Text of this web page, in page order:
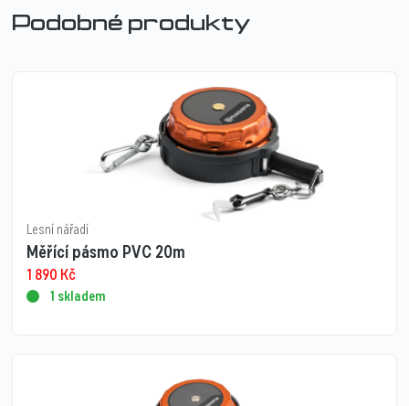
Podobné produkty
Lesní nářadí
Měřící pásmo PVC 20m
1 890 Kč
1 skladem